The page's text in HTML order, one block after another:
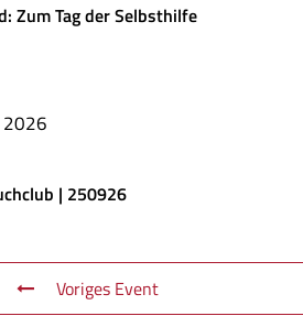
Zum Tag der Selbsthilfe
| 250926
Voriges Event